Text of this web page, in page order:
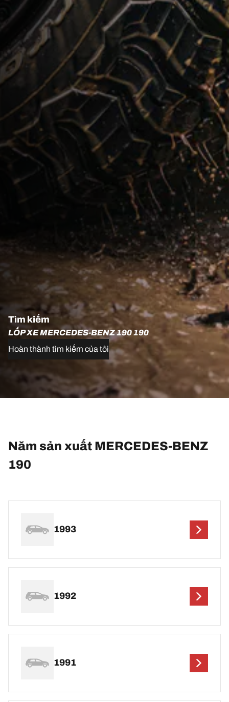
Tìm kiếm
LỐP XE MERCEDES-BENZ 190 190
Hoàn thành tìm kiếm của tôi
Năm sản xuất MERCEDES-BENZ
190
1993
1992
1991